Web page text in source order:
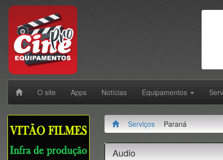
O site Apps Notícias Equipamentos
Serviços Paraná
Audio